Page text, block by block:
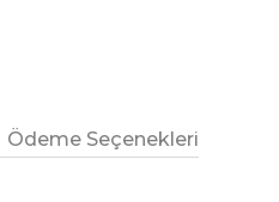
Ödeme Seçenekleri